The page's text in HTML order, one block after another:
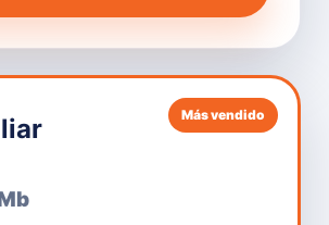
Más vendido